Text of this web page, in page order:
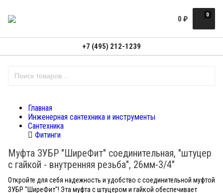
0
0 ₽
+7 (495) 212-1239
Главная
Инженерная сантехника и инструменты
Сантехника
Фитинги
Муфта ЗУБР "ШиреФит" соединительная, "штуцер
с гайкой - внутренняя резьба", 26мм-3/4"
Откройте для себя надежность и удобство с соединительной муфтой
ЗУБР "ШиреФит"! Эта муфта с штуцером и гайкой обеспечивает